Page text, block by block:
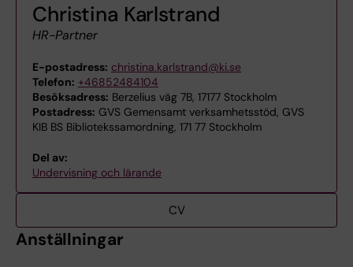
Christina Karlstrand
HR-Partner
E-postadress: christina.karlstrand@ki.se
Telefon: +46852484104
Besöksadress: Berzelius väg 7B, 17177 Stockholm
Postadress: GVS Gemensamt verksamhetsstöd, GVS
KIB BS Bibliotekssamordning, 171 77 Stockholm
Del av:
Undervisning och lärande
CV
Anställningar